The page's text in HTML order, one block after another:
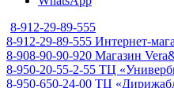
8-912-29-89-555
8-912-29-89-555 Интернет-
8-908-90-90-920 Магазин
8-950-20-55-2-55 ТЦ
8-950-650-24-00 ТЦ